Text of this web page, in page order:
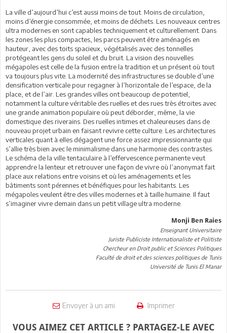
La ville d’aujourd’hui c’est aussi moins de tout. Moins de circulation,
moins d’énergie consommée, et moins de déchets. Les nouveaux centres
ultra modernes en sont capables techniquement et culturellement. Dans
les zones les plus compactes, les parcs peuvent être aménagés en
hauteur, avec des toits spacieux, végétalisés avec des tonnelles
protégeant les gens du soleil et du bruit. La vision des nouvelles
mégapoles est celle de la fusion entre la tradition et un présent où tout
va toujours plus vite. La modernité des infrastructures se double d’une
densification verticale pour regagner à l’horizontale de l’espace, de la
place, et de l’air. Les grandes villes ont beaucoup de potentiel,
notamment la culture véritable des ruelles et des rues très étroites avec
une grande animation populaire où peut déborder, même, la vie
domestique des riverains. Des ruelles intimes et chaleureuses dans de
nouveau projet urbain en faisant revivre cette culture. Les architectures
verticales quant à elles dégagent une force assez impressionnante qui
s’allie très bien avec le minimalisme dans une harmonie des contrastes.
Le schéma de la ville tentaculaire à l’effervescence permanente veut
apprendre la lenteur et retrouver une façon de vivre où l’anonymat fait
place aux relations entre voisins et où les aménagements et les
bâtiments sont pérennes et bénéfiques pour les habitants. Les
mégapoles veulent être des villes modernes et à taille humaine. Il faut
s’imaginer vivre demain dans un petit village ultra moderne.
Monji Ben Raies
Enseignant Universitaire
Juriste Publiciste Internationaliste et Politiste
Chercheur en Droit public et Sciences Politiques
Faculté de droit et des sciences politiques de Tunis
Université de Tunis El Manar
Envoyer à un ami Imprimer
VOUS AIMEZ CET ARTICLE ? PARTAGEZ-LE AVEC